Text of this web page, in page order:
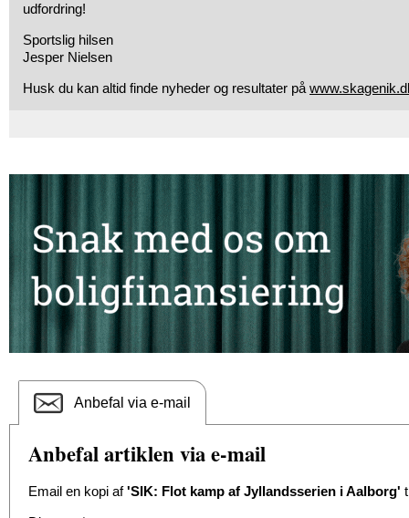
udfordring!
Sportslig hilsen
Jesper Nielsen
Husk du kan altid finde nyheder og resultater på
Anbefal via e-mail
Anbefal artiklen via e-mail
Email en kopi af'SIK: Flot kamp af Jyllandsserien i Aalborg'